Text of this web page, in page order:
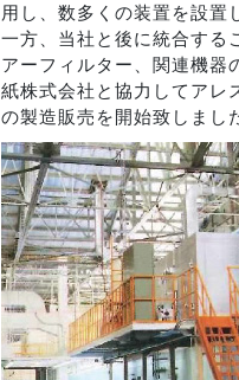
用し、数多くの装置を設置
一方、当社と後に統合する
アーフィルター、関連機器
紙株式会社と協力してアレ
の製造販売を開始致しまし